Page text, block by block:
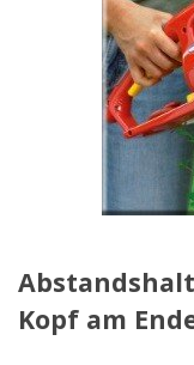
Kopf am